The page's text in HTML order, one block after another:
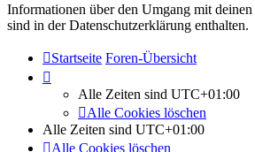
Informationen über den Umgang mit
sind in der Datenschutzerklärung enthalten.
Startseite Foren-Übersicht
Alle Zeiten sind UTC+01:00
Alle Cookies löschen
Alle Zeiten sind UTC+01:00
Alle Cookies löschen